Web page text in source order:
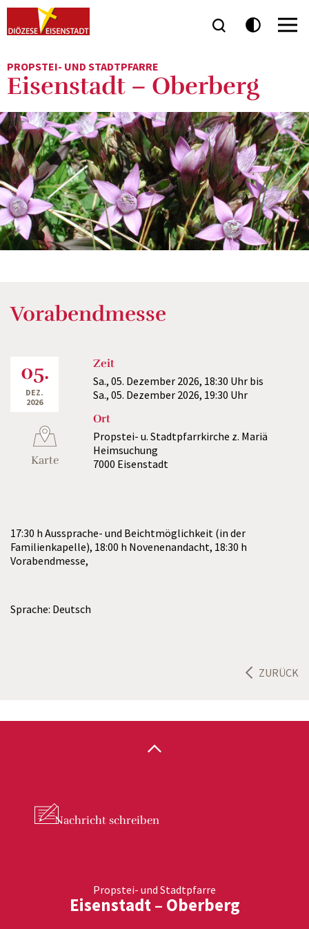
PROPSTEI- UND STADTPFARRE
Eisenstadt – Oberberg
Vorabendmesse
05.
DEZ.
2026
Karte
Zeit
Sa., 05. Dezember 2026, 18:30 Uhr bis
Sa., 05. Dezember 2026, 19:30 Uhr
Ort
Propstei- u. Stadtpfarrkirche z. Mariä
Heimsuchung
7000 Eisenstadt
17:30 h Aussprache- und Beichtmöglichkeit (in der
Familienkapelle), 18:00 h Novenenandacht, 18:30 h
Vorabendmesse,
Sprache: Deutsch
ZURÜCK
Nachricht schreiben
Propstei- und Stadtpfarre
Eisenstadt – Oberberg